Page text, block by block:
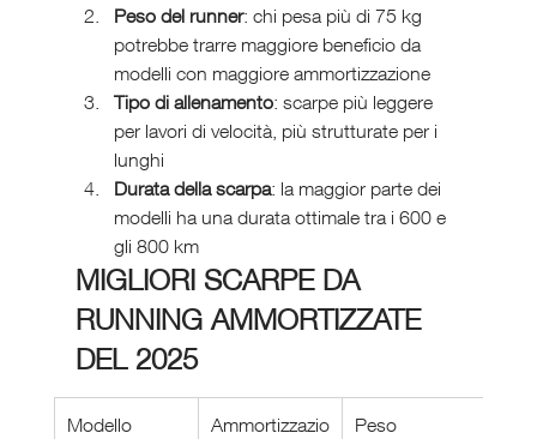
Peso del runner: chi pesa più di 75 kg
potrebbe trarre maggiore beneficio da
modelli con maggiore ammortizzazione
Tipo di allenamento: scarpe più leggere
per lavori di velocità, più strutturate per i
lunghi
Durata della scarpa: la maggior parte dei
modelli ha una durata ottimale tra i 600 e
gli 800 km
MIGLIORI SCARPE DA
RUNNING AMMORTIZZATE
DEL 2025
Modello
Ammortizzazio
Peso